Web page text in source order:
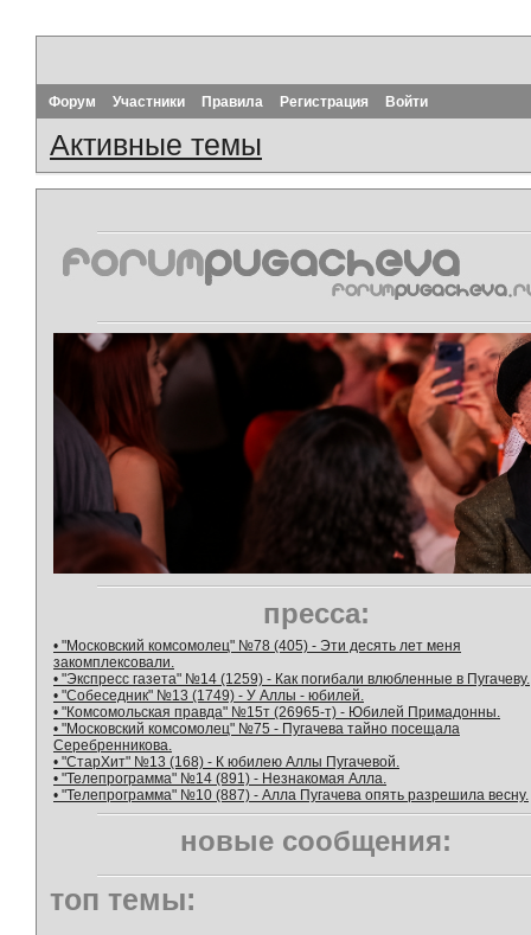
Форум Участники Правила Регистрация Войти
Активные темы
пресса:
• "Московский комсомолец" №78 (405) - Эти десять лет меня
закомплексовали.
• "Экспресс газета" №14 (1259) - Как погибали влюбленные в Пугачеву.
• "Собеседник" №13 (1749) - У Аллы - юбилей.
• "Комсомольская правда" №15т (26965-т) - Юбилей Примадонны.
• "Московский комсомолец" №75 - Пугачева тайно посещала
Серебренникова.
• "СтарХит" №13 (168) - К юбилею Аллы Пугачевой.
• "Телепрограмма" №14 (891) - Незнакомая Алла.
• "Телепрограмма" №10 (887) - Алла Пугачева опять разрешила весну.
новые сообщения:
топ темы: